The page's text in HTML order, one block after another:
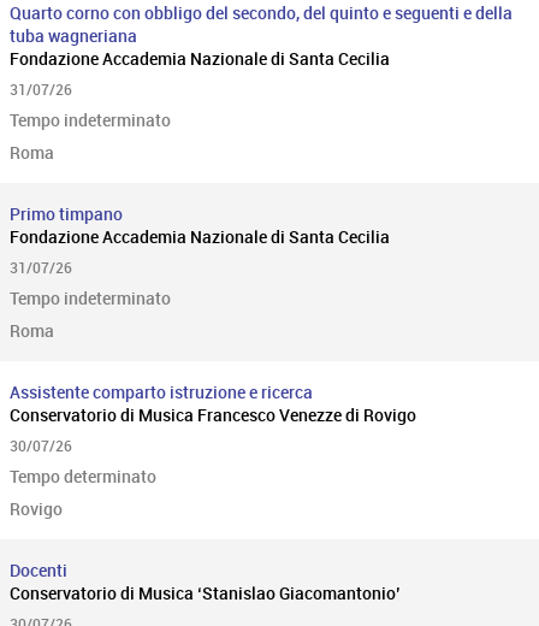
Quarto corno con obbligo del secondo, del quinto e seguenti e della
tuba wagneriana
Fondazione Accademia Nazionale di Santa Cecilia
31/07/26
Tempo indeterminato
Roma
Primo timpano
Fondazione Accademia Nazionale di Santa Cecilia
31/07/26
Tempo indeterminato
Roma
Assistente comparto istruzione e ricerca
Conservatorio di Musica Francesco Venezze di Rovigo
30/07/26
Tempo determinato
Rovigo
Docenti
Conservatorio di Musica ‘Stanislao Giacomantonio’